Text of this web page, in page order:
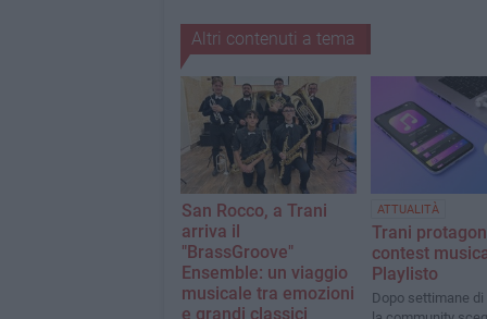
Altri contenuti a tema
San Rocco, a Trani
arriva il
"BrassGroove"
Ensemble: un viaggio
musicale tra emozioni
e grandi classici
ATTUALITÀ
Trani
contest
Playlisto
Dopo settimane di